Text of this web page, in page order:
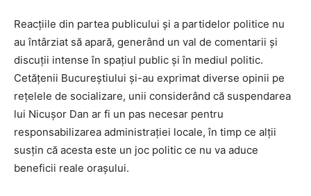
Reacțiile din partea publicului și a partidelor politice nu
au întârziat să apară, generând un val de comentarii și
discuții intense în spațiul public și în mediul politic.
Cetățenii Bucureștiului și-au exprimat diverse opinii pe
rețelele de socializare, unii considerând că suspendarea
lui Nicușor Dan ar fi un pas necesar pentru
responsabilizarea administrației locale, în timp ce alții
susțin că acesta este un joc politic ce nu va aduce
beneficii reale orașului.